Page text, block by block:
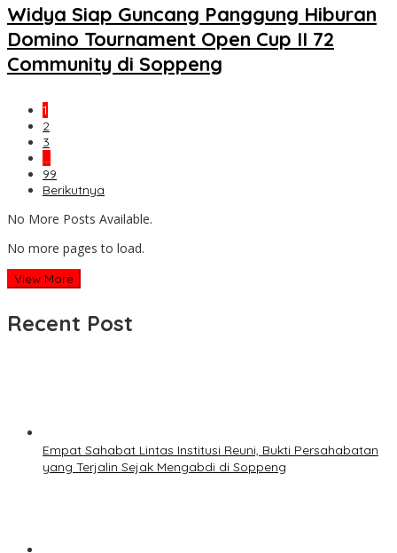
Widya Siap Guncang Panggung Hiburan
Domino Tournament Open Cup II 72
Community di Soppeng
1
2
3
…
99
Berikutnya
No More Posts Available.
No more pages to load.
View More
Recent Post
Empat Sahabat Lintas Institusi Reuni, Bukti Persahabatan
yang Terjalin Sejak Mengabdi di Soppeng